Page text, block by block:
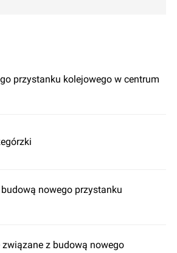
przystanku kolejowego w centrum
nowego przystanku
z budową nowego